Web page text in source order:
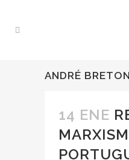
ANDRÉ
14 ENE